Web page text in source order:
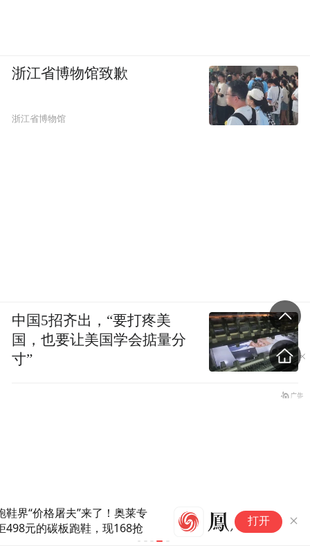
打开
浙江省博物馆致歉
浙江省博物馆
中国5招齐出，“要打疼美
国，也要让美国学会掂量分
寸”